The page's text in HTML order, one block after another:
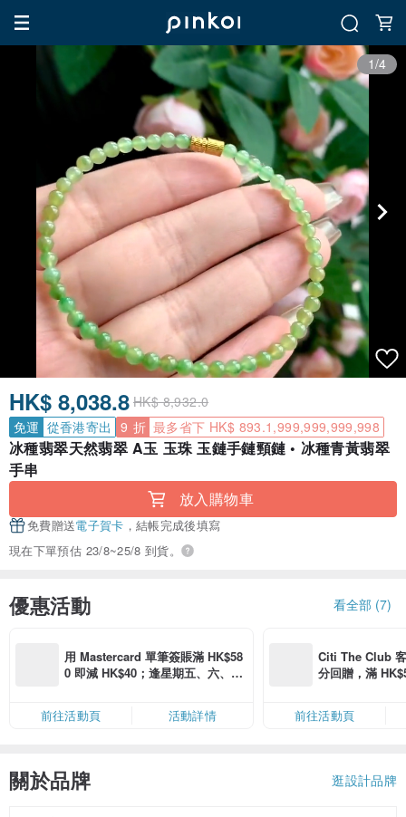
1/4
HK$ 8,038.8 HK$ 8,932.0
免運 從香港寄出 9 折 最多省下 HK$ 893.1,999,999,999,998
冰種翡翠天然翡翠 A玉 玉珠 玉鏈手鏈頸鏈 • 冰種青黃翡翠
手串
放入購物車
免費贈送電子賀卡 ，結帳完成後填寫
現在下單預估 23/8~25/8 到貨。
優惠活動 看全部 (7)
用 Mastercard 單筆簽賬滿 HK$58
0 即減 HK$40；逢星期五、六、日
卡」結帳）
前往活動頁 活動詳情
Citi The Club
分回贈，滿
前往活動頁
關於品牌 逛設計品牌